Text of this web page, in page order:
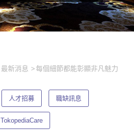
最新消息 每個細節都能彰顯非凡魅力
人才招募 職缺訊息
TokopediaCare